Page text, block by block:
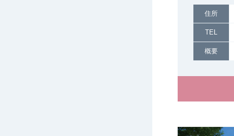
住所
TEL
概要